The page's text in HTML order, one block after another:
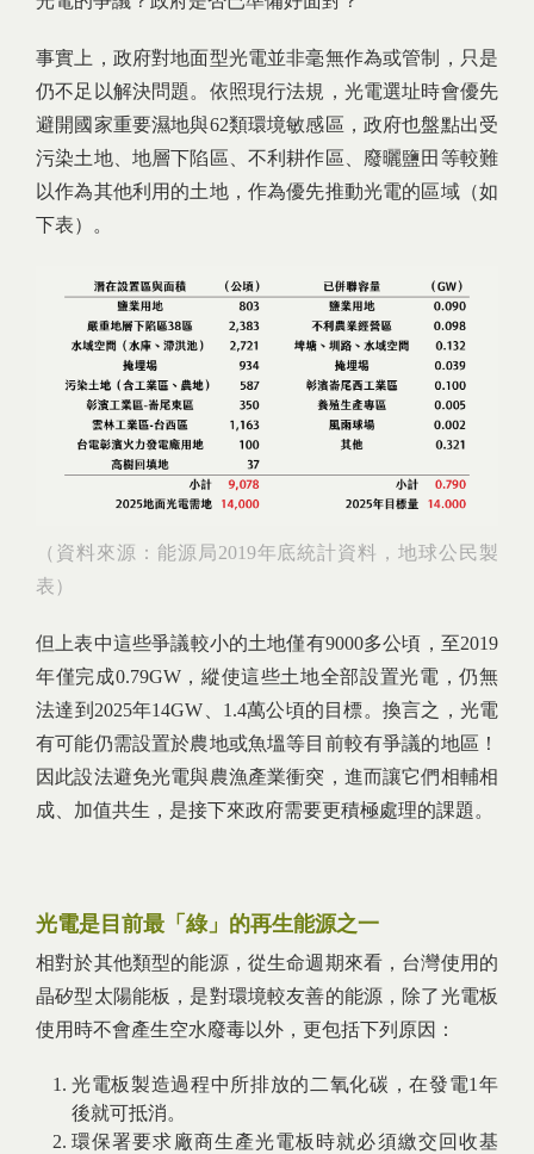
事實上，政府對地面型光電並非毫無作為或管制，只是
仍不足以解決問題。依照現行法規，光電選址時會優先
避開國家重要濕地與62類環境敏感區，政府也盤點出受
污染土地、地層下陷區、不利耕作區、廢曬鹽田等較難
以作為其他利用的土地，作為優先推動光電的區域（如
下表）。
（資料來源：能源局2019年底統計資料，地球公民製
表）
但上表中這些爭議較小的土地僅有9000多公頃，至2019
年僅完成0.79GW，縱使這些土地全部設置光電，仍無
法達到2025年14GW、1.4萬公頃的目標。換言之，光電
有可能仍需設置於農地或魚塭等目前較有爭議的地區！
因此設法避免光電與農漁產業衝突，進而讓它們相輔相
成、加值共生，是接下來政府需要更積極處理的課題。
光電是目前最「綠」的再生能源之一
相對於其他類型的能源，從生命週期來看，台灣使用的
晶矽型太陽能板，是對環境較友善的能源，除了光電板
使用時不會產生空水廢毒以外，更包括下列原因：
光電板製造過程中所排放的二氧化碳，在發電1年
後就可抵消。
環保署要求廠商生產光電板時就必須繳交回收基